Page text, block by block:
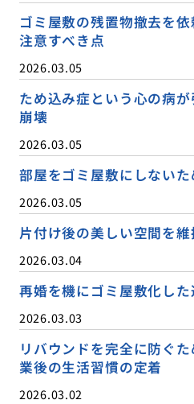
ゴミ屋敷の残置物撤去を
注意すべき点
2026.03.05
ため込み症という心の病
崩壊
2026.03.05
部屋をゴミ屋敷にしない
2026.03.05
片付け後の美しい空間を
2026.03.04
再婚を機にゴミ屋敷化し
2026.03.03
リバウンドを完全に防ぐ
業後の生活習慣の定着
2026.03.02